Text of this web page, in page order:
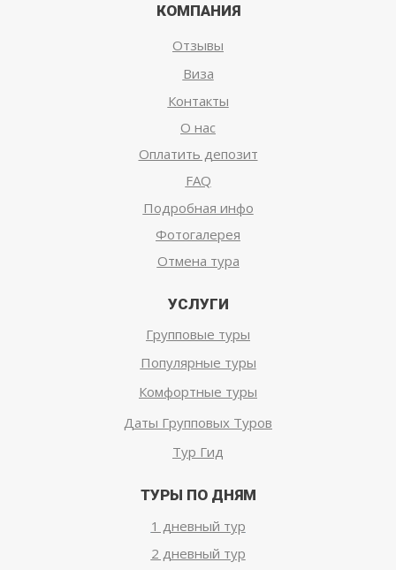
КОМПАНИЯ
Отзывы
Виза
Контакты
О нас
Оплатить депозит
FAQ
Подробная инфо
Фотогалерея
Отмена тура
УСЛУГИ
Групповые туры
Популярные туры
Комфортные туры
Даты Групповых Туров
Тур Гид
ТУРЫ ПО ДНЯМ
1 дневный тур
2 дневный тур